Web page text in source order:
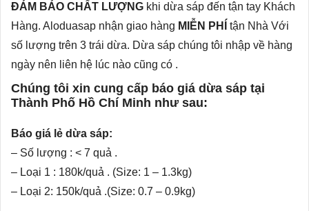
ĐẢM BẢO CHẤT LƯỢNG khi dừa sáp đến tận tay Khách
Hàng. Aloduasap nhận giao hàng MIỄN PHÍ
tận Nhà Với
số lượng trên 3 trái dừa. Dừa sáp chúng tôi nhập về hàng
ngày nên liên hệ lúc nào cũng có .
Chúng tôi xin cung cấp báo giá dừa sáp tại
Thành Phố Hồ Chí Minh như sau:
Báo giá lẻ dừa sáp:
– Số lượng : < 7 quả .
– Loại 1 : 180k/quả . (Size: 1 – 1.3kg)
– Loại 2: 150k/quả .(Size: 0.7 – 0.9kg)